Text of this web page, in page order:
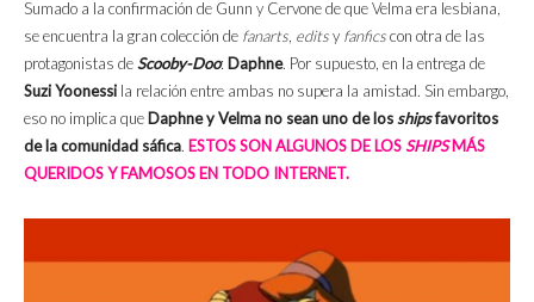
Sumado a la confirmación de Gunn y Cervone de que Velma era lesbiana,
se encuentra la gran colección de fanarts, editsy fanficscon otra de las
protagonistas deScooby-Doo: Daphne. Por supuesto, en la entrega de
Suzi Yoonessi la relación entre ambas no supera la amistad. Sin embargo,
eso no implica que Daphne y Velma no sean uno de losshipsfavoritos
de la comunidad sáfica. ESTOS SON ALGUNOS DE LOSSHIPSMÁS
QUERIDOS Y FAMOSOS EN TODO INTERNET.